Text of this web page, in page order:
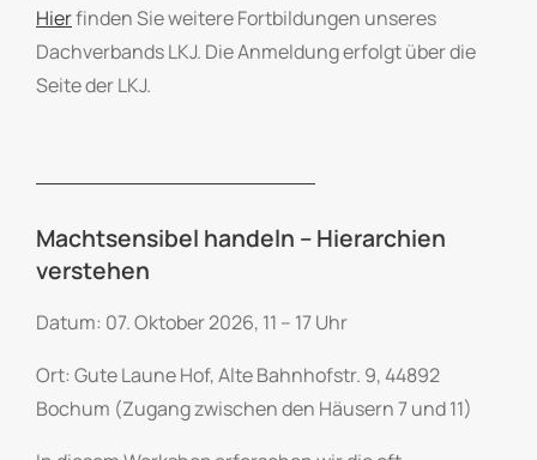
Hierfinden Sie weitere Fortbildungen unseres
Dachverbands LKJ. Die Anmeldung erfolgt über die
Seite der LKJ.
Machtsensibel handeln – Hierarchien
verstehen
Datum: 07. Oktober 2026, 11 – 17 Uhr
Ort: Gute Laune Hof, Alte Bahnhofstr. 9, 44892
Bochum (Zugang zwischen den Häusern 7 und 11)